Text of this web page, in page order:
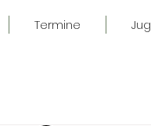
Termine